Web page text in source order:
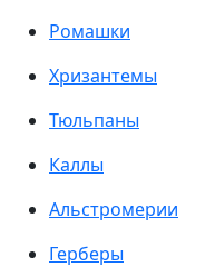
Ромашки
Хризантемы
Тюльпаны
Каллы
Альстромерии
Герберы